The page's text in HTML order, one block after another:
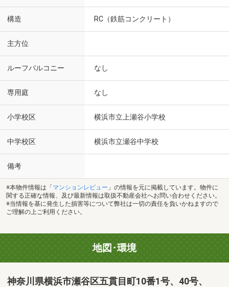
構造 RC（鉄筋コンクリート）
主方位
ルーフバルコニー なし
専用庭 なし
小学校区 横浜市立上瀬谷小学校
中学校区 横浜市立瀬谷中学校
備考
※本物件情報は「 マンションレビュー 」の情報を元に掲載しています。物件に
関する正確な情報、及び最新情報は取扱不動産会社へお問い合わせください。
※当情報を基に発生した損害等について弊社は一切の責任を負いかねますので
ご理解の上ご利用ください。
地図･環境
神奈川県横浜市瀬谷区五貫目町10番1号、40号、